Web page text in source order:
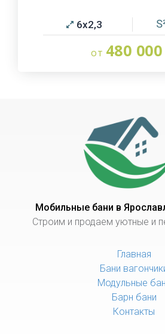
6х2,3
480 000
Мобильные бани в
Строим и продаем уютные и
Главная
Бани
Модульные
Барн бани
Контакты